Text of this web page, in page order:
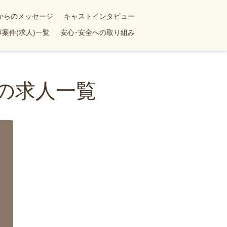
らのメッセージ
キャストインタビュー
案件(求人)一覧 安心･安全への取り組み
求人一覧